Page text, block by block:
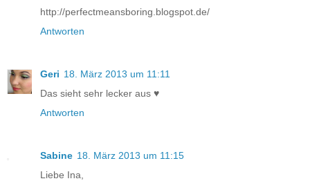
http://perfectmeansboring.blogspot.de/
Antworten
Geri 18. März 2013 um 11:11
Das sieht sehr lecker aus ♥
Antworten
Sabine 18. März 2013 um 11:15
Liebe Ina,